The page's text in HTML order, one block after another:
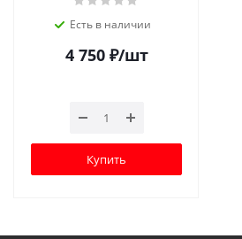
Есть в наличии
4 750₽/шт
Купить